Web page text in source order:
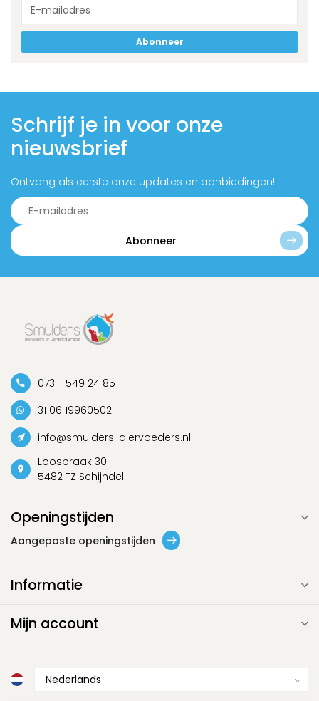
Abonneer
Schrijf je in voor onze
nieuwsbrief
Ontvang als eerste onze updates en aanbiedingen!
Abonneer
073 - 549 24 85
31 06 19960502
info@smulders-diervoeders.nl
Loosbraak 30
5482 TZ Schijndel
Openingstijden
Aangepaste openingstijden
Informatie
Mijn account